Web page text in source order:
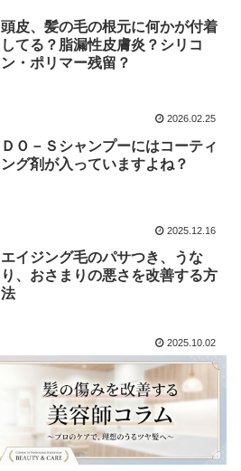
頭皮、髪の毛の根元に何かが付着
してる？脂漏性皮膚炎？シリコ
ン・ポリマー残留？
2026.02.25
ＤＯ－Ｓシャンプーにはコーティ
ング剤が入っていますよね？
2025.12.16
エイジング毛のパサつき、うな
り、おさまりの悪さを改善する方
法
2025.10.02